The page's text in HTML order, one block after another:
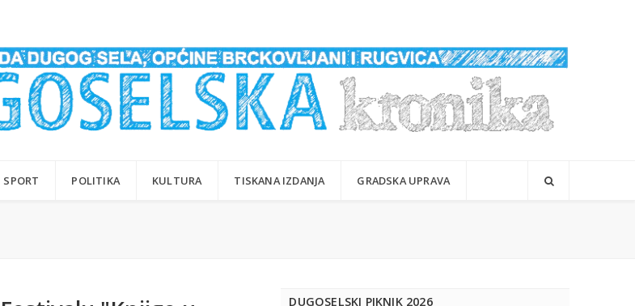
SPORT POLITIKA KULTURA TISKANA IZDANJA GRADSKA UPRAVA
DUGOSELSKI PIKNIK 2026